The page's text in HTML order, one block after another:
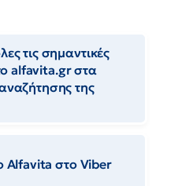
τις σημαντικές
alfavita.gr στα
της
Αlfavita στο Viber